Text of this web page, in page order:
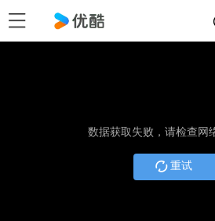
数据获取失败，请检查网
重试